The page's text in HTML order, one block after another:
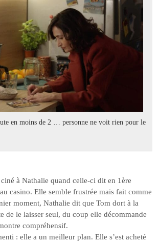
en moins de 2 … personne ne voit rien pour le
à Nathalie quand celle-ci dit en 1ère
casino. Elle semble frustrée mais fait comme
moment, Nathalie dit que Tom dort à la
de le laisser seul, du coup elle décommande
compréhensif.
: elle a un meilleur plan. Elle s’est acheté